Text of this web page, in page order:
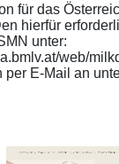
für das
hierfür
unter:
web/
per E-Mail an